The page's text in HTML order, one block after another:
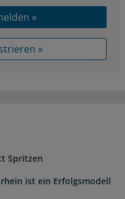
»
»
Spritzen
ist ein Erfolgsmodell